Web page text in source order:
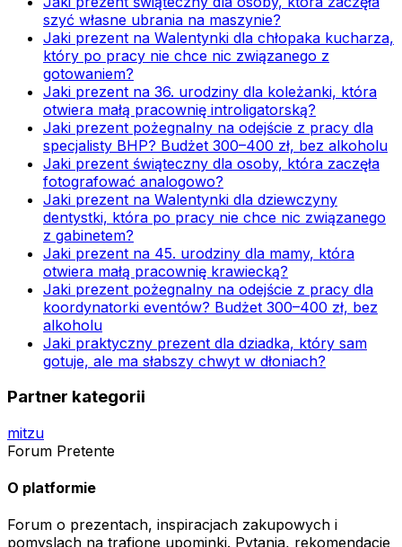
szyć własne ubrania na maszynie?
Jaki prezent na Walentynki dla chłopaka kucharza,
który po pracy nie chce nic związanego z
gotowaniem?
Jaki prezent na 36. urodziny dla koleżanki, która
otwiera małą pracownię introligatorską?
Jaki prezent pożegnalny na odejście z pracy dla
specjalisty BHP? Budżet 300–400 zł, bez alkoholu
Jaki prezent świąteczny dla osoby, która zaczęła
fotografować analogowo?
Jaki prezent na Walentynki dla dziewczyny
dentystki, która po pracy nie chce nic związanego
z gabinetem?
Jaki prezent na 45. urodziny dla mamy, która
otwiera małą pracownię krawiecką?
Jaki prezent pożegnalny na odejście z pracy dla
koordynatorki eventów? Budżet 300–400 zł, bez
alkoholu
Jaki praktyczny prezent dla dziadka, który sam
gotuje, ale ma słabszy chwyt w dłoniach?
Partner kategorii
mitzu
Forum Pretente
O platformie
Forum o prezentach, inspiracjach zakupowych i
pomyslach na trafione upominki. Pytania, rekomendacje